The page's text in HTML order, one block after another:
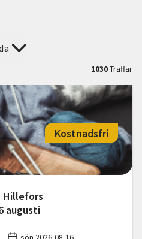
1030Träffar
Hillefors
augusti
Kostnadsfri